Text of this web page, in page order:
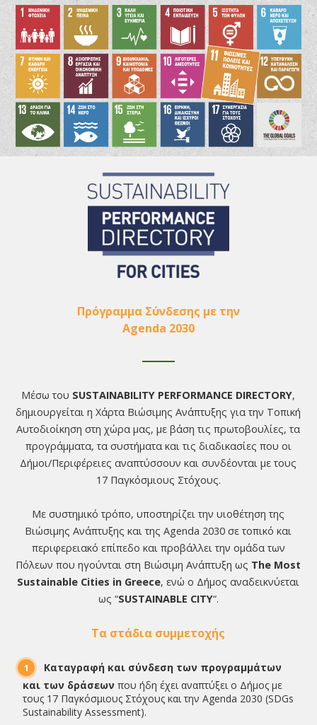
Πρόγραμμα Σύνδεσης με την
Agenda 2030
Μέσω του SUSTAINABILITY PERFORMANCE DIRECTORY,
δημιουργείται η Χάρτα Βιώσιμης Ανάπτυξης για την Τοπική
Αυτοδιοίκηση στη χώρα μας, με βάση τις πρωτοβουλίες, τα
προγράμματα, τα συστήματα και τις διαδικασίες που οι
Δήμοι/Περιφέρειες αναπτύσσουν και συνδέονται με τους
17 Παγκόσμιους Στόχους.
Με συστημικό τρόπο, υποστηρίζει την υιοθέτηση της
Βιώσιμης Ανάπτυξης και της Agenda 2030 σε τοπικό και
περιφερειακό επίπεδο και προβάλλει την ομάδα των
Πόλεων που ηγούνται στη Βιώσιμη Ανάπτυξη ως The Most
Sustainable Cities in Greece, ενώ ο Δήμος αναδεικνύεται
ως “SUSTAINABLE CITY“.
Τα στάδια συμμετοχής
Καταγραφή και σύνδεση των προγραμμάτων
και των δράσεων που ήδη έχει αναπτύξει ο Δήμος με
τους 17 Παγκόσμιους Στόχους και την Agenda 2030 (SDGs
Sustainability Assessment).